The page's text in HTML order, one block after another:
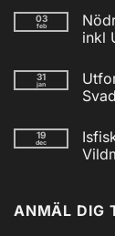
till
2025
03
feb
inkl
till
Vev
AM/FM
inkl
31
jan
till
Siljans
Guidade
19
dec
Isfiske
i
ANMÄL DIG